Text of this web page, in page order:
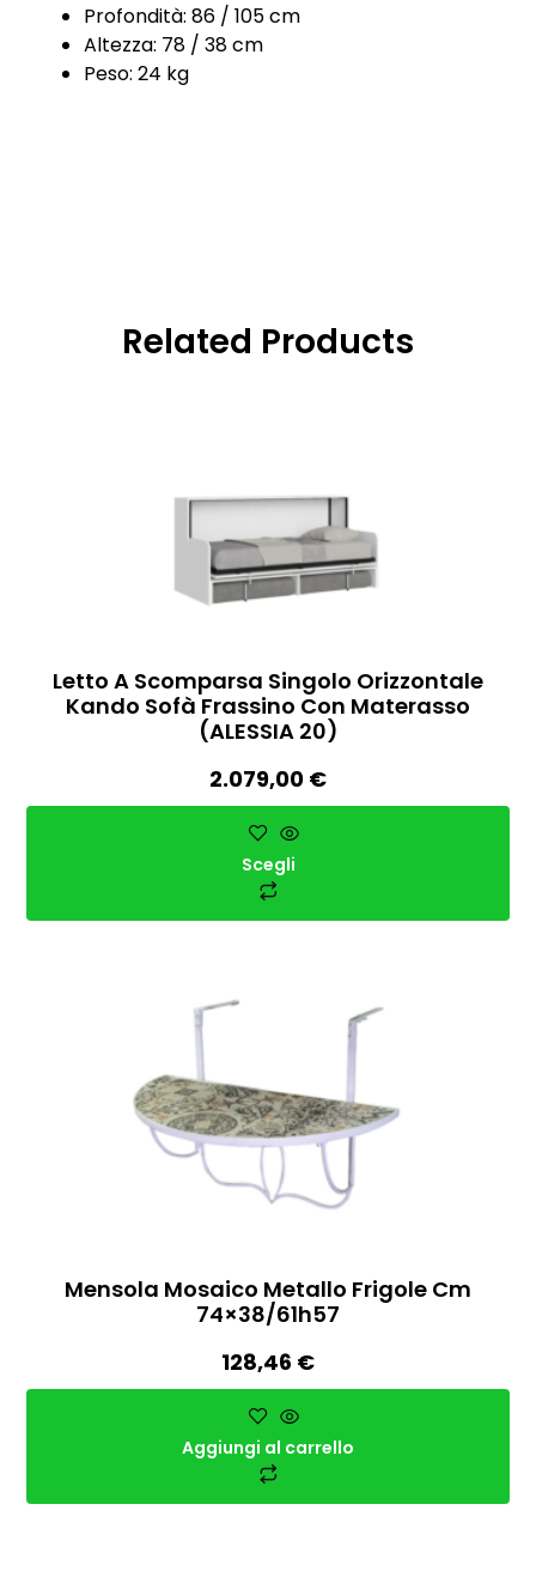
Profondità: 86 / 105 cm
Altezza: 78 / 38 cm
Peso: 24 kg
Related Products
Letto A Scomparsa Singolo Orizzontale
Kando Sofà Frassino Con Materasso
(ALESSIA 20)
2.079,00 €
Scegli
Mensola Mosaico Metallo Frigole Cm
74×38/61h57
128,46 €
Aggiungi al carrello